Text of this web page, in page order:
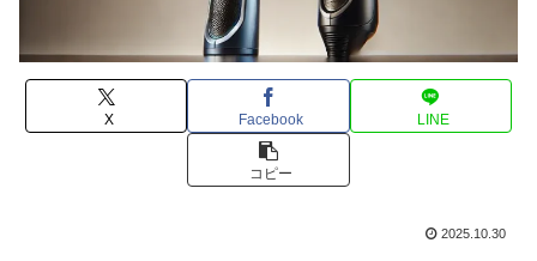
X Facebook LINE
コピー
2025.10.30